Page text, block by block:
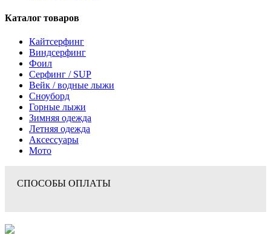
Каталог товаров
Кайтсерфинг
Виндсерфинг
Фоил
Серфинг / SUP
Вейк / водные лыжи
Сноуборд
Горные лыжи
Зимняя одежда
Летняя одежда
Аксессуары
Мото
СПОСОБЫ ОПЛАТЫ